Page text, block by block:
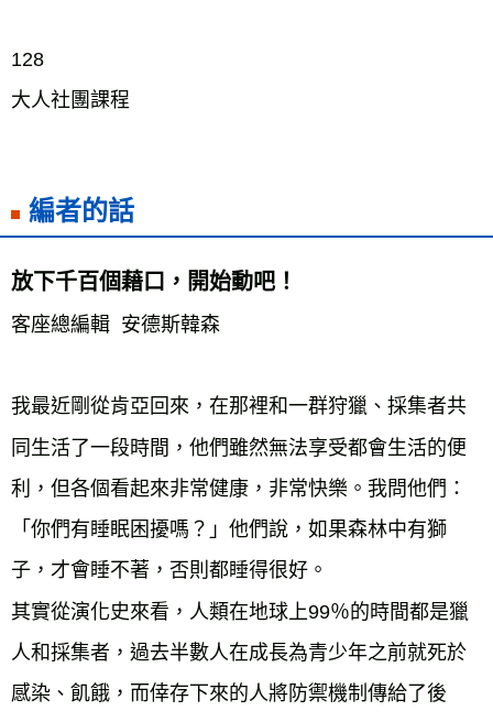
128
大人社團課程
編者的話
放下千百個藉口，開始動吧！
客座總編輯 安德斯韓森
我最近剛從肯亞回來，在那裡和一群狩獵、採集者共
同生活了一段時間，他們雖然無法享受都會生活的便
利，但各個看起來非常健康，非常快樂。我問他們：
「你們有睡眠困擾嗎？」他們說，如果森林中有獅
子，才會睡不著，否則都睡得很好。
其實從演化史來看，人類在地球上99％的時間都是獵
人和採集者，過去半數人在成長為青少年之前就死於
感染、飢餓，而倖存下來的人將防禦機制傳給了後